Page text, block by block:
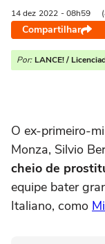
14 dez 2022 - 08h59
Compartilhar
Por: LANCE! /
O ex-primeiro-
Monza, Silvio
cheio de
equipe bater
Italiano, como